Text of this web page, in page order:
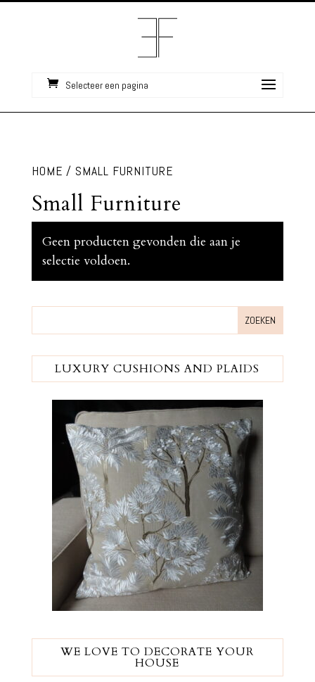
Selecteer een pagina
HOME / SMALL FURNITURE
Small Furniture
Geen producten gevonden die aan je
selectie voldoen.
LUXURY CUSHIONS AND PLAIDS
WE LOVE TO DECORATE YOUR
HOUSE